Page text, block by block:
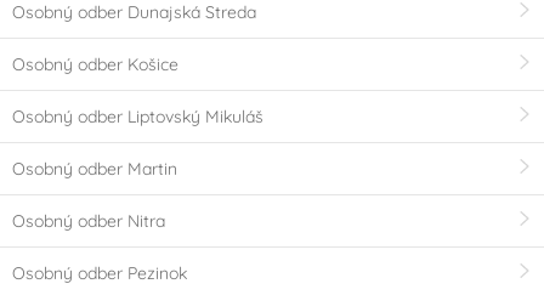
Osobný odber Dunajská Streda
Osobný odber Košice
Osobný odber Liptovský Mikuláš
Osobný odber Martin
Osobný odber Nitra
Osobný odber Pezinok